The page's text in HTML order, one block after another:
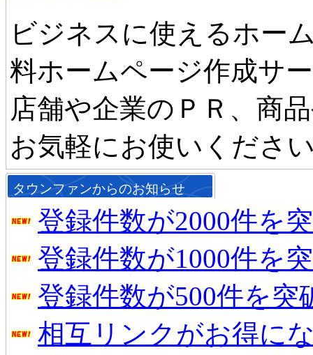
ビジネスに使えるホー
料ホームページ作成サ
店舗や企業のＰＲ、商
お気軽にお使いくださ
タウンファンからのお知らせ
登録件数が2000件を
登録件数が1000件を
登録件数が500件を突
相互リンクがお得に